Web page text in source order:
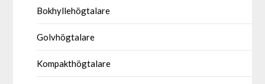
Bokhyllehögtalare
Golvhögtalare
Kompakthögtalare